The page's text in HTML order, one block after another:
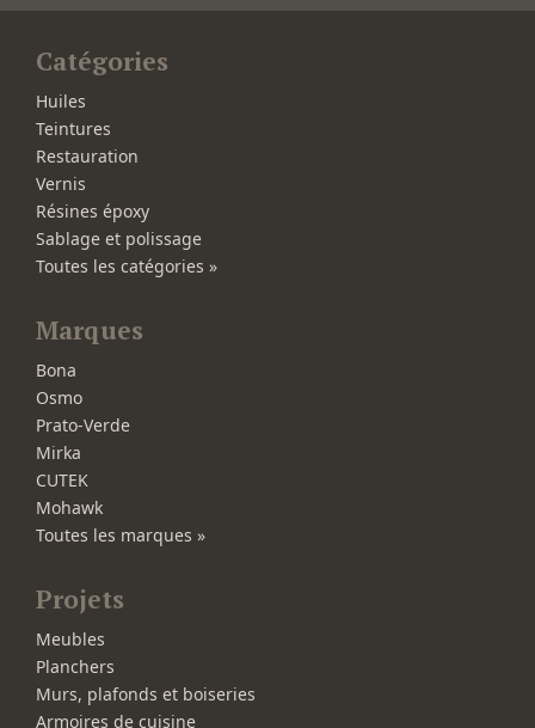
Catégories
Huiles
Teintures
Restauration
Vernis
Résines époxy
Sablage et polissage
Toutes les catégories »
Marques
Bona
Osmo
Prato-Verde
Mirka
CUTEK
Mohawk
Toutes les marques »
Projets
Meubles
Planchers
Murs, plafonds et boiseries
Armoires de cuisine